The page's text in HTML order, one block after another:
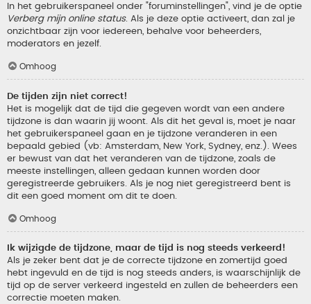
In het gebruikerspaneel onder "foruminstellingen", vind je de optie
Verberg mijn online status. Als je deze optie activeert, dan zal je
onzichtbaar zijn voor iedereen, behalve voor beheerders,
moderators en jezelf.
Omhoog
De tijden zijn niet correct!
Het is mogelijk dat de tijd die gegeven wordt van een andere
tijdzone is dan waarin jij woont. Als dit het geval is, moet je naar
het gebruikerspaneel gaan en je tijdzone veranderen in een
bepaald gebied (vb: Amsterdam, New York, Sydney, enz.). Wees
er bewust van dat het veranderen van de tijdzone, zoals de
meeste instellingen, alleen gedaan kunnen worden door
geregistreerde gebruikers. Als je nog niet geregistreerd bent is
dit een goed moment om dit te doen.
Omhoog
Ik wijzigde de tijdzone, maar de tijd is nog steeds verkeerd!
Als je zeker bent dat je de correcte tijdzone en zomertijd goed
hebt ingevuld en de tijd is nog steeds anders, is waarschijnlijk de
tijd op de server verkeerd ingesteld en zullen de beheerders een
correctie moeten maken.